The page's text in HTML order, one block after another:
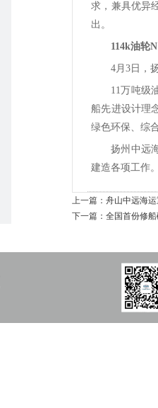
求，兼具优异
出。
114k油轮
4月3日，
11万吨级
船先进设计理
绿色环保、综
扬州中远
建造各项工作
上一篇： 舟山中远海
下一篇： 全国首份修